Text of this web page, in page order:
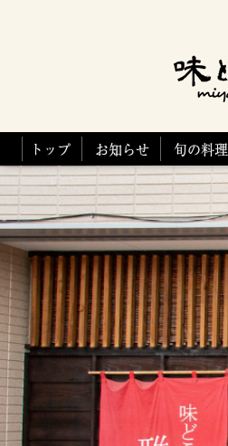
トップ お知らせ 旬の料理